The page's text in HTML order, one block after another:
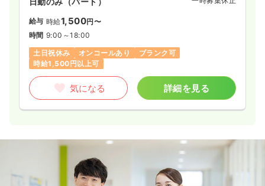
給与 時給1,500円〜
時間 9:00～18:00
土日祝休み
オンコールあり
ブランク可
時給1,500円以上可
気になる 詳細を見る